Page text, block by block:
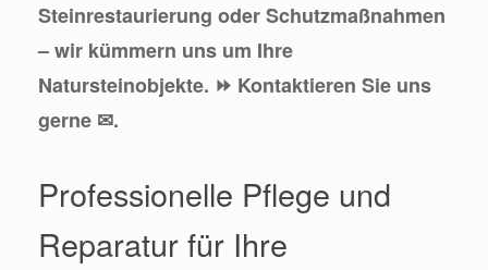
Steinrestaurierung oder Schutzmaßnahmen
– wir kümmern uns um Ihre
Natursteinobjekte. ⏩ Kontaktieren Sie uns
gerne ✉.
Professionelle Pflege und
Reparatur für Ihre